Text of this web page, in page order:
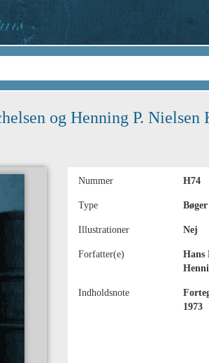
og Henning P. Nielsen
Nummer H74
Type Bøger
Illustrationer Nej
Forfatter(e)
Hans
Indholdsnote
1973